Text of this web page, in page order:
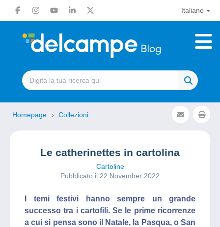
Italiano
Homepage Collezioni
Le catherinettes in cartolina
Cartoline
Pubblicato il 22 November 2022
I temi festivi hanno sempre un grande
successo tra i cartofili. Se le prime ricorrenze
a cui si pensa sono il Natale, la Pasqua, o San